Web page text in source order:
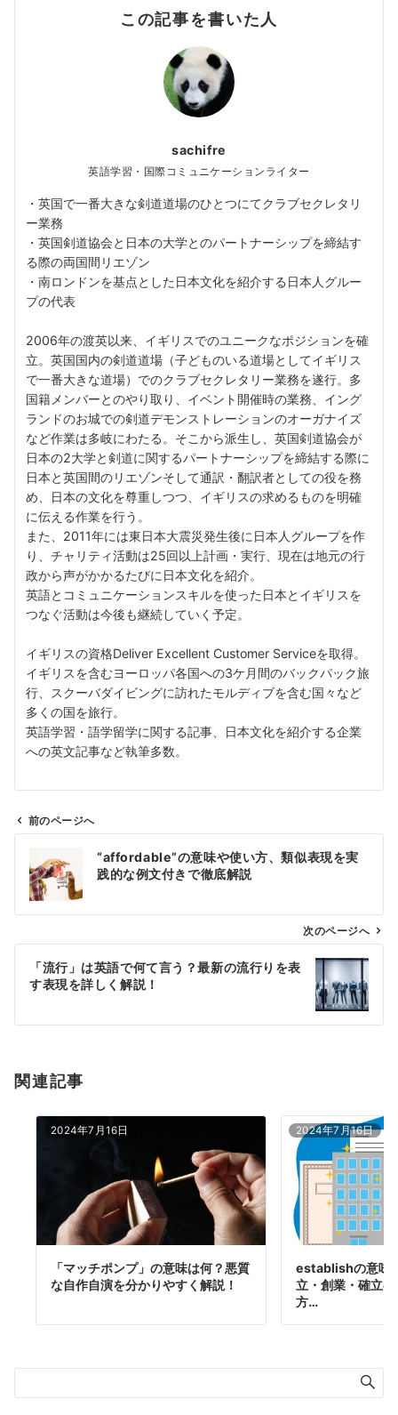
この記事を書いた人
sachifre
英語学習・国際コミュニケーションライター
・英国で一番大きな剣道道場のひとつにてクラブセクレタリ
ー業務
・英国剣道協会と日本の大学とのパートナーシップを締結す
る際の両国間リエゾン
・南ロンドンを基点とした日本文化を紹介する日本人グルー
プの代表
2006年の渡英以来、イギリスでのユニークなポジションを確
立。英国国内の剣道道場（子どものいる道場としてイギリス
で一番大きな道場）でのクラブセクレタリー業務を遂行。多
国籍メンバーとのやり取り、イベント開催時の業務、イング
ランドのお城での剣道デモンストレーションのオーガナイズ
など作業は多岐にわたる。そこから派生し、英国剣道協会が
日本の2大学と剣道に関するパートナーシップを締結する際に
日本と英国間のリエゾンそして通訳・翻訳者としての役を務
め、日本の文化を尊重しつつ、イギリスの求めるものを明確
に伝える作業を行う。
また、2011年には東日本大震災発生後に日本人グループを作
り、チャリティ活動は25回以上計画・実行、現在は地元の行
政から声がかかるたびに日本文化を紹介。
英語とコミュニケーションスキルを使った日本とイギリスを
つなぐ活動は今後も継続していく予定。
イギリスの資格Deliver Excellent Customer Serviceを取得。
イギリスを含むヨーロッパ各国への3ケ月間のバックパック旅
行、スクーバダイビングに訪れたモルディブを含む国々など
多くの国を旅行。
英語学習・語学留学に関する記事、日本文化を紹介する企業
への英文記事など執筆多数。
ビ
ン
前のページへ
“affordable”の意味や使い方、類似表現を実
践的な例文付きで徹底解説
次のページへ
「流行」は英語で何て言う？最新の流行りを表
す表現を詳しく解説！
関連記事
2024年7月16日
「マッチポンプ」の意味は何？悪質
な自作自演を分かりやすく解説！
2024年7月16日
establishの意味
立・創業・確立
方…